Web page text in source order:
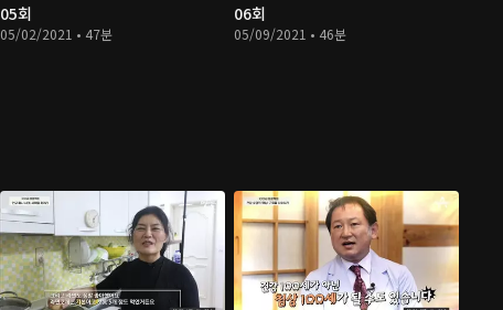
05회
05/02/2021 • 47분
06회
05/09/2021 • 46분